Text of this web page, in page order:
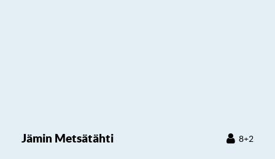
Jämin Metsätähti 8+2